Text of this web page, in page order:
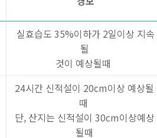
실효습도 35%이하가 2일이상 지속
될
것이 예상될때
24시간 신적설이 20cm이상 예상될
때
단, 산지는 신적설이 30cm이상예상
될때